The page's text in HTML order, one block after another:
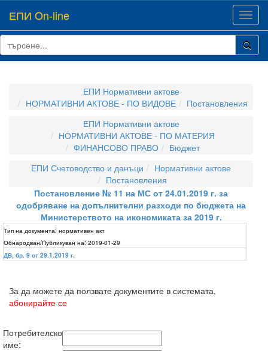
ЕПИ On-line
ЕПИ Нормативни актове
НОРМАТИВНИ АКТОВЕ - ПО ВИДОВЕ
Постановления
ЕПИ Нормативни актове
НОРМАТИВНИ АКТОВЕ - ПО МАТЕРИЯ
ФИНАНСОВО ПРАВО
Бюджет
ЕПИ Счетоводство и данъци
Нормативни актове
Постановления
Постановление № 11 на МС от 24.01.2019 г. за
одобряване на допълнителни разходи по бюджета на
Министерството на икономиката за 2019 г.
Тип на документа: нормативен акт
Обнародван/Публикуван на: 2019-01-29
ДВ, бр. 9 от 29.1.2019 г.
За да можете да ползвате документите в системата,
абонирайте се
Потребителско
име: